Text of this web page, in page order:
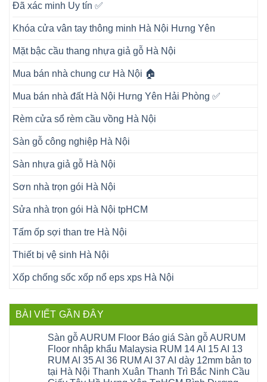
Đã xác minh Uy tín ✅
Khóa cửa vân tay thông minh Hà Nội Hưng Yên
Mặt bậc cầu thang nhựa giả gỗ Hà Nội
Mua bán nhà chung cư Hà Nội 🏠
Mua bán nhà đất Hà Nội Hưng Yên Hải Phòng ✅
Rèm cửa sổ rèm cầu vồng Hà Nội
Sàn gỗ công nghiệp Hà Nội
Sàn nhựa giả gỗ Hà Nội
Sơn nhà trọn gói Hà Nội
Sửa nhà trọn gói Hà Nội tpHCM
Tấm ốp sợi than tre Hà Nội
Thiết bị vệ sinh Hà Nội
Xốp chống sốc xốp nổ eps xps Hà Nội
BÀI VIẾT GẦN ĐÂY
Sàn gỗ AURUM Floor Báo giá Sàn gỗ AURUM
Floor nhập khẩu Malaysia RUM 14 AI 15 AI 13
RUM AI 35 AI 36 RUM AI 37 AI dày 12mm bản to
tại Hà Nội Thanh Xuân Thanh Trì Bắc Ninh Cầu